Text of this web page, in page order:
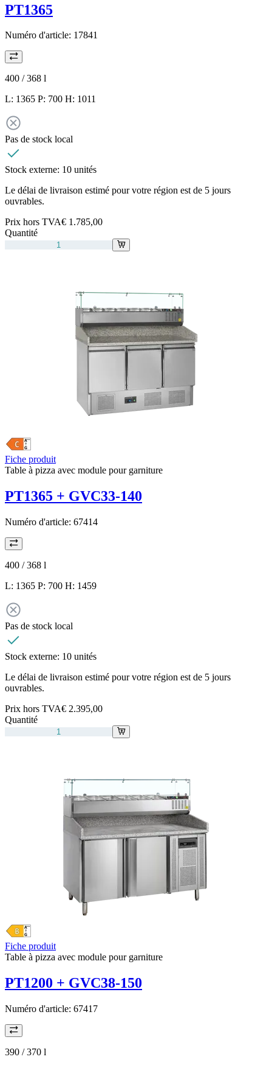
PT1365
Numéro d'article: 17841
400 / 368 l
L: 1365 P: 700 H: 1011
Pas de stock local
Stock externe: 10 unités
Le délai de livraison estimé pour votre région est de 5 jours
ouvrables.
Prix hors TVA€ 1.785,00
Quantité
Fiche produit
Table à pizza avec module pour garniture
PT1365 + GVC33-140
Numéro d'article: 67414
400 / 368 l
L: 1365 P: 700 H: 1459
Pas de stock local
Stock externe: 10 unités
Le délai de livraison estimé pour votre région est de 5 jours
ouvrables.
Prix hors TVA€ 2.395,00
Quantité
Fiche produit
Table à pizza avec module pour garniture
PT1200 + GVC38-150
Numéro d'article: 67417
390 / 370 l